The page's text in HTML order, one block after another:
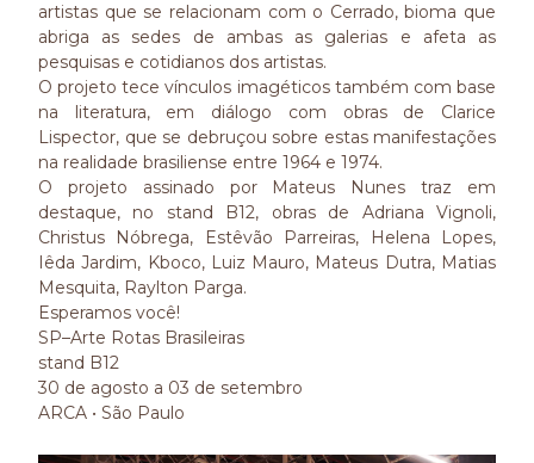
artistas que se relacionam com o Cerrado, bioma que
abriga as sedes de ambas as galerias e afeta as
pesquisas e cotidianos dos artistas.
O projeto tece vínculos imagéticos também com base
na literatura, em diálogo com obras de Clarice
Lispector, que se debruçou sobre estas manifestações
na realidade brasiliense entre 1964 e 1974.
O projeto assinado por Mateus Nunes traz em
destaque, no stand B12, obras de Adriana Vignoli,
Christus Nóbrega, Estêvão Parreiras, Helena Lopes,
Iêda Jardim, Kboco, Luiz Mauro, Mateus Dutra, Matias
Mesquita, Raylton Parga.
Esperamos você!
SP–Arte Rotas Brasileiras
stand B12
30 de agosto a 03 de setembro
ARCA • São Paulo